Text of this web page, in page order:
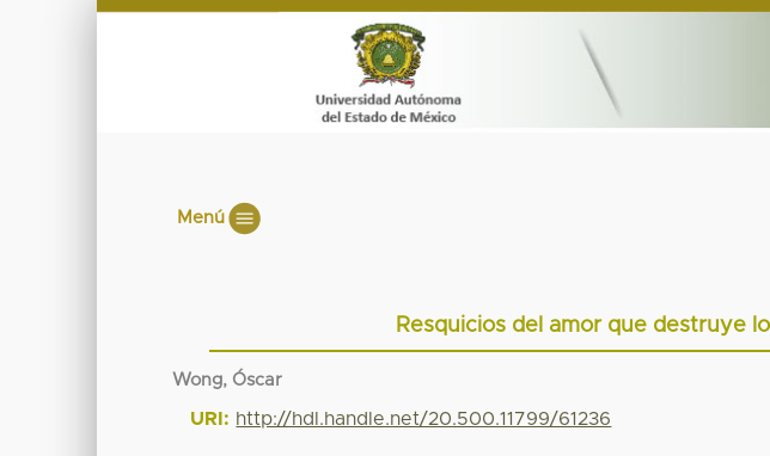
Menú
Resquicios del amor que destruye
Wong, Óscar
URI: http://hdl.handle.net/20.500.11799/61236